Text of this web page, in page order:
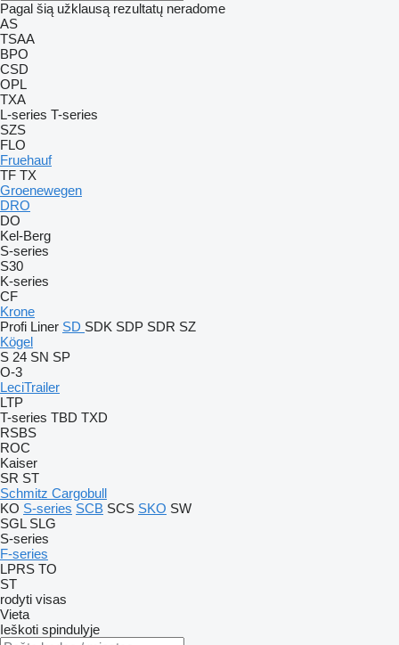
Pagal šią užklausą rezultatų neradome
AS
TSAA
BPO
CSD
OPL
TXA
L-series T-series
SZS
FLO
Fruehauf
TF TX
Groenewegen
DRO
DO
Kel-Berg
S-series
S30
K-series
CF
Krone
Profi Liner SD SDK SDP SDR SZ
Kögel
S 24 SN SP
O-3
LeciTrailer
LTP
T-series TBD TXD
RSBS
ROC
Kaiser
SR ST
Schmitz Cargobull
KO S-series SCB SCS SKO SW
SGL SLG
S-series
F-series
LPRS TO
ST
rodyti visas
Vieta
Ieškoti spindulyje